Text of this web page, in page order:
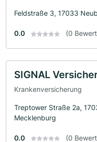
Feldstraße 3, 17033
0.0 (0
SIGNAL
Krankenversicherung
Treptower Straße 2a,
Mecklenburg
0.0 (0